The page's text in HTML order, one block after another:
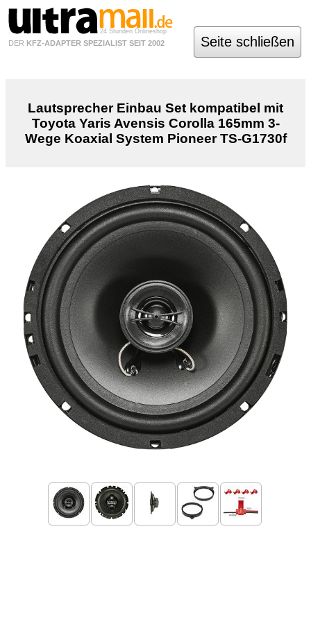
24 Stunden Onlineshop
DER KFZ-ADAPTER SPEZIALIST SEIT 2002 Seite schließen
Lautsprecher Einbau Set kompatibel mit
Toyota Yaris Avensis Corolla 165mm 3-
Wege Koaxial System Pioneer TS-G1730f